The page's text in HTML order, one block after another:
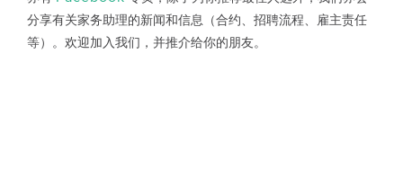
分享有关家务助理的新闻和信息（合约、招聘流程、雇主责任
等）。欢迎加入我们，并推介给你的朋友。